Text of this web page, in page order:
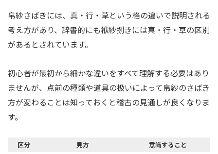
帛紗さばきには、真・行・草という格の違いで説明される
考え方があり、辞書的にも袱紗捌きには真・行・草の区別
があるとされています。
初心者が最初から細かな違いをすべて理解する必要はあり
ませんが、点前の種類や道具の扱いによって帛紗のさばき
方が変わることは知っておくと稽古の見通しが良くなりま
す。
区分 見方
意識すること